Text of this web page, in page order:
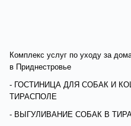
Комплекс услуг по уходу за
в Приднестровье
- ГОСТИНИЦА ДЛЯ СОБАК И
ТИРАСПОЛЕ
- ВЫГУЛИВАНИЕ СОБАК В